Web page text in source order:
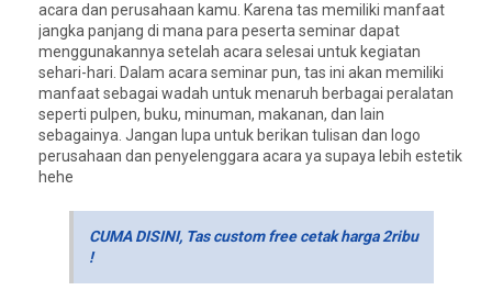
acara dan perusahaan kamu. Karena tas memiliki manfaat
jangka panjang di mana para peserta seminar dapat
menggunakannya setelah acara selesai untuk kegiatan
sehari-hari. Dalam acara seminar pun, tas ini akan memiliki
manfaat sebagai wadah untuk menaruh berbagai peralatan
seperti pulpen, buku, minuman, makanan, dan lain
sebagainya. Jangan lupa untuk berikan tulisan dan logo
perusahaan dan penyelenggara acara ya supaya lebih estetik
hehe
CUMA DISINI, Tas custom free cetak harga 2ribu
!